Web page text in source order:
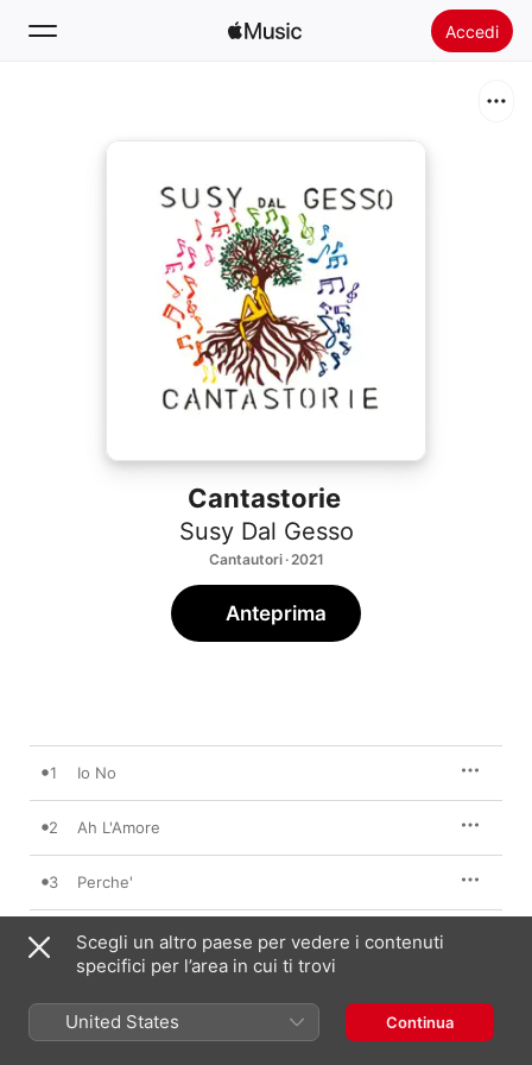
Accedi
Installare Apple Music
Cantastorie
Susy Dal Gesso
Cantautori · 2021
Anteprima
1 Io No
2 Ah L'Amore
3 Perche'
4 Dove Sei (Ha Bibi)
6 All'Ombra Dei Perche'
Scegli un altro paese per vedere i contenuti
specifici per l’area in cui ti trovi
United States Continua